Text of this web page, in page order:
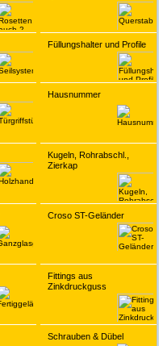
Füllungshalter und Profile
Hausnummer
Kugeln, Rohrabschl.,
Zierkap
Croso ST-Geländer
Fittings aus
Zinkdruckguss
Schrauben & Dübel